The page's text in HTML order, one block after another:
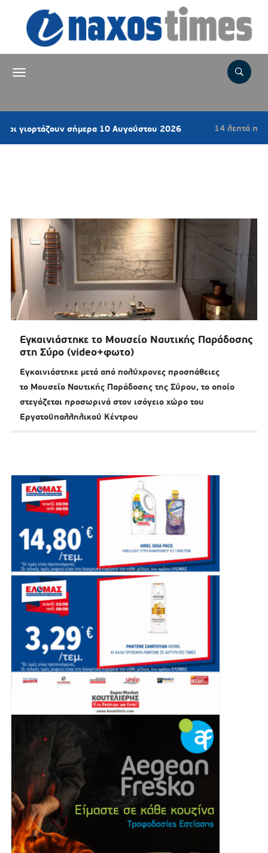
σήμερα 10 Αυγούστου 2026 14 λεπτά πριν
Εγκαινιάστηκε το Μουσείο Ναυτικής Παράδοσης
στη Σύρο (video+φωτο)
Εγκαινιάστηκε μετά από πολύχρονες προσπάθειες
το Μουσείο Ναυτικής Παράδοσης της Σύρου, το οποίο
στεγάζεται προσωρινά στον ισόγειο χώρο του
Εργατοϋπαλληλικού Κέντρου